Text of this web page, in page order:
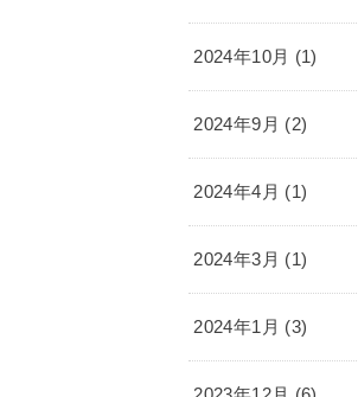
2024年10月 (1)
2024年9月 (2)
2024年4月 (1)
2024年3月 (1)
2024年1月 (3)